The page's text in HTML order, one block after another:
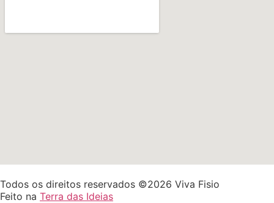
Todos os direitos reservados ©2026 Viva Fisio
Feito na Terra das Ideias